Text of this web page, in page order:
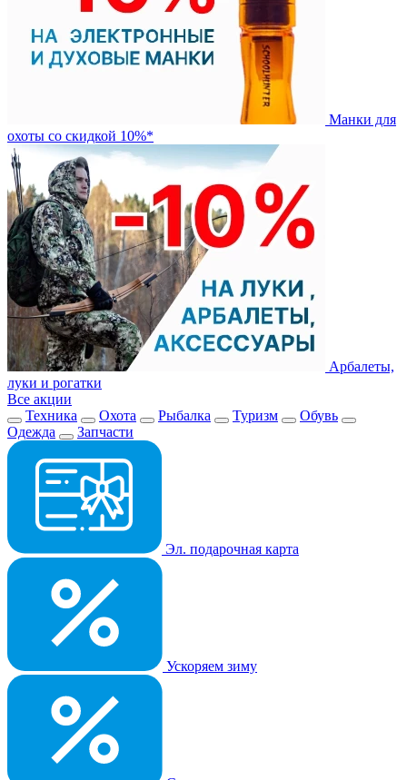
Манки для
охоты со скидкой 10%*
Арбалеты,
луки и рогатки
Все акции
Техника
Охота Рыбалка Туризм
Обувь
Одежда
Запчасти
Эл. подарочная карта
Ускоряем зиму